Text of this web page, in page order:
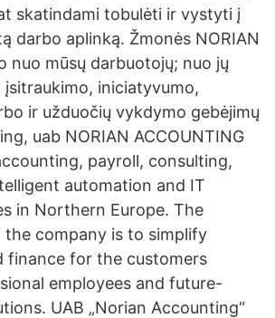
skatindami tobulėti ir vystyti į
darbo aplinką. Žmonės NORIAN
nuo mūsų darbuotojų; nuo jų
iniciatyvumo,
ir užduočių vykdymo gebėjimų
uab NORIAN ACCOUNTING
payroll, consulting,
automation and IT
in Northern Europe. The
the company is to simplify
finance for the customers
employees and future-
UAB „Norian Accounting“